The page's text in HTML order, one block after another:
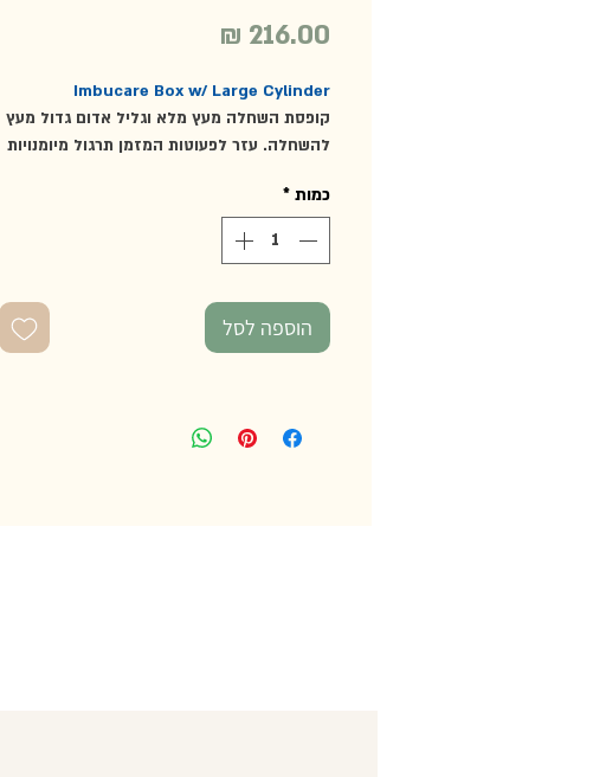
Imbucare Box w/ Large Cylinder
קופסת השחלה מעץ מלא וגליל אדום גדול מעץ
להשחלה. עזר לפעוטות המזמן תרגול מיומנויות
ואימון מוטוריקה עדינה. 11*15*15 ס''מ.
מומלץ מגיל 8 חודשים ומעלה
כמות *
הוספה לסל